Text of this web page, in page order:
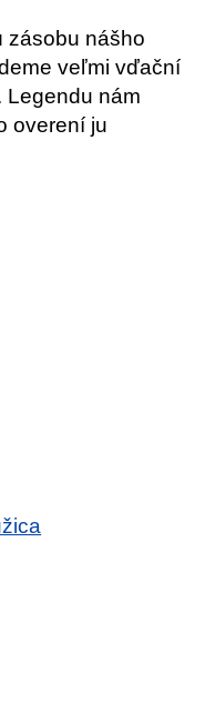
zásobu nášho
veľmi vďační
Legendu nám
overení ju